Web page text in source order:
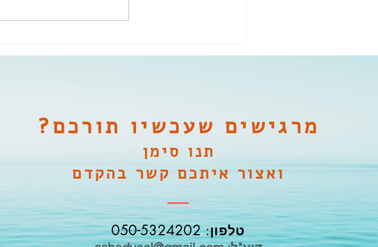
שואף למעלה
מרגישים שעכשיו תורכם?
תנו סימן
ואצור איתכם קשר בהקדם
טלפון: 050-5324202